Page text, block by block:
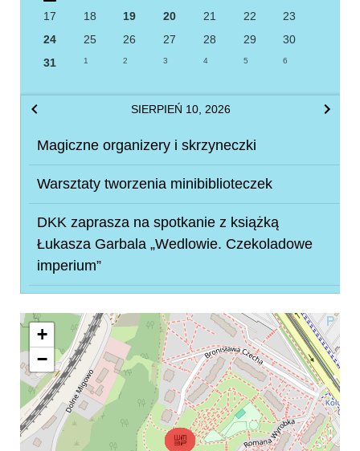
17 18 19 20 21 22
23
24
25 26 27 28 29
30
31
1 2 3 4 5 6
SIERPIEŃ 10, 2026
Magiczne organizery i skrzyneczki
Warsztaty tworzenia minibiblioteczek
DKK zaprasza na spotkanie z książką
Łukasza Garbala „Wedlowie. Czekoladowe
imperium”
+
−